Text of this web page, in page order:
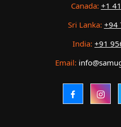
Canada: +1
Sri Lanka: +94
India: +91
Email: